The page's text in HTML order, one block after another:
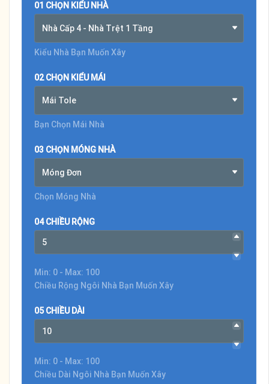
01 CHỌN KIỂU NHÀ
Nhà Cấp 4 - Nhà Trệt 1 Tầng
Kiểu Nhà Bạn Muốn Xây
02 CHỌN KIỂU MÁI
Mái Tole
Bạn Chọn Mái Nhà
03 CHỌN MÓNG NHÀ
Móng Đơn
Chọn Móng Nhà
04 CHIỀU RỘNG
Min: 0 - Max: 100
Chiều Rộng Ngôi Nhà Bạn Muốn Xây
05 CHIỀU DÀI
Min: 0 - Max: 100
Chiều Dài Ngôi Nhà Bạn Muốn Xây